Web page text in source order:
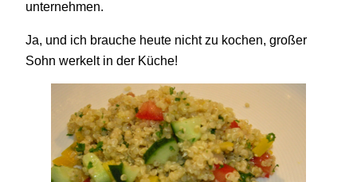
unternehmen.
Ja, und ich brauche heute nicht zu kochen, großer
Sohn werkelt in der Küche!